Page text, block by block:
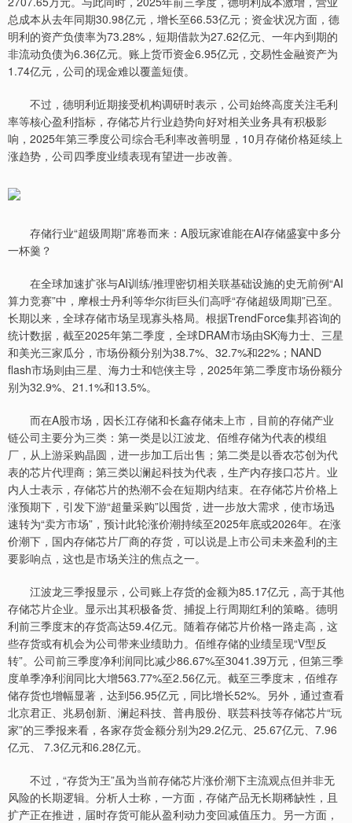
总成本从去年同期30.98亿元，增长至66.53亿元；资金状况方面，德
明利的资产负债率为73.28%，短期借款为27.62亿元、一年内到期的
非流动负债为6.36亿元。账上货币资金6.95亿元，交易性金融资产为
1.74亿元，公司的现金难以覆盖短债。
不过，德明利近期接受机构调研时表示，公司始终高度关注毛利
率等核心盈利指标，存储芯片行业趋势向好对相关业务具有积极影
响，2025年第三季度公司综合毛利率改善明显，10月存储价格延续上
涨趋势，公司四季度业绩表现有望进一步改善。
存储行业“超级周期”席卷而来：A股玩家谁能在AI存储盛宴中多分
一杯羹？
在全球加速扩张与AI训练/推理密切相关联基础设施的史无前例“AI
算力竞赛”中，摩根士丹利等华尔街巨头们高呼“存储超级周期”已至。
长期以来，全球存储市场呈现寡头格局。根据TrendForce集邦咨询的
统计数据，截至2025年第二季度，全球DRAM市场由SK海力士、三星
和美光三家瓜分，市场份额分别为38.7%、32.7%和22%；NAND
flash市场则由三星、海力士和铠侠主导，2025年第二季度市场份额分
别为32.9%、21.1%和13.5%。
而在A股市场，因长江存储和长鑫存储未上市，目前的存储产业
链公司主要分为三类：第一类是以江波龙、佰维存储为代表的模组
厂，从上游采购晶圆，进一步加工后出售；第二类是以香农芯创为代
表的芯片代理商；第三类以澜起科技为代表，生产内存接口芯片。业
内人士表示，存储芯片的热潮不会在短期内结束。在存储芯片价格上
涨预期下，引发下游“超量采购”以囤货，进一步放大需求，使市场迅
速转为“卖方市场”，预计此轮涨价潮持续至2025年底或2026年。在涨
价潮下，国内存储芯片厂商的存货，可以说是上市公司未来盈利的主
要影响点，这也是市场关注的焦点之一。
江波龙三季报显示，公司账上存货的金额为85.17亿元，高于其他
存储芯片企业。显示出其积极备货、捕捉上行周期红利的策略。德明
利前三季度末的存货高达59.4亿元。随着存储芯片价格一路走高，这
些存货或有机会为公司带来业绩助力。佰维存储的业绩呈现“V型反
转”。公司前三季度净利润同比减少86.67%至3041.39万元，但第三季
度单季净利润同比大增563.77%至2.56亿元。截至三季度末，佰维存
储存货也增幅显著，达到56.95亿元，同比增长52%。另外，通过查看
北京君正、兆易创新、澜起科技、普冉股份、联芸科技等存储芯片“玩
家”的三季报来看，各家存货金额分别为29.2亿元、25.67亿元、7.96
亿元、 7.3亿元和6.28亿元。
不过，“存货为王”虽为当前存储芯片涨价潮下主流观点但并非无
风险的长期逻辑。分析人士称，一方面，存储产品无长期稀缺性，且
扩产正在推进，届时存货可能从盈利动力变回减值压力。另一方面，